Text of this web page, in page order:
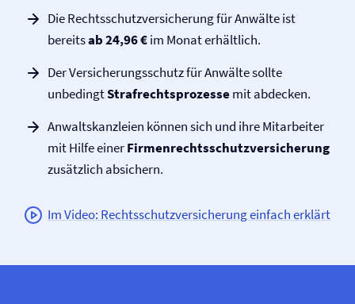
Die Rechtsschutz­versicherung für Anwälte ist
bereitsab 24,96 €im Monat erhältlich.
Der Versicherungsschutz für Anwälte sollte
unbedingtStrafrechtsprozessemit abdecken.
Anwaltskanzleien können sich und ihre Mitarbeiter
mit Hilfe einerFirmen­rechtsschutz­versicherung
zusätzlich absichern.
Im Video: Rechtsschutz­versicherung einfach erklärt